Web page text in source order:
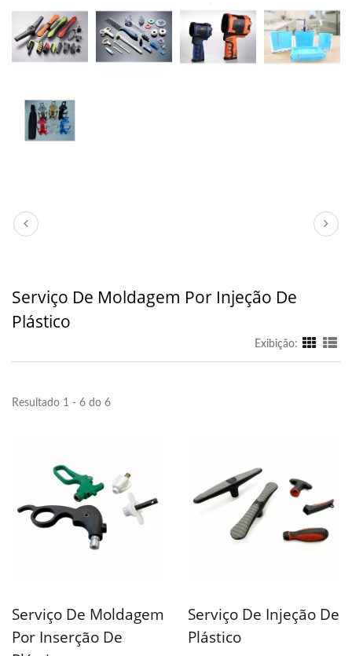
Serviço De Moldagem Por Injeção De
Plástico
Exibição:
Resultado 1 - 6 do 6
Serviço De Moldagem
Por Inserção De
Serviço De Injeção De
Plástico